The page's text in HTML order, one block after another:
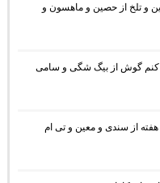
و تلخ از حصین و ماهسون و
کنم گوش از بیگ شگی و سامی
هفته از سندی و معین و تی ام